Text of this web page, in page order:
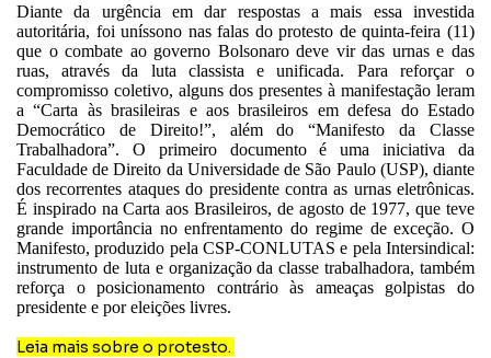
Diante da urgência em dar respostas a mais essa investida
autoritária, foi uníssono nas falas do protesto de quinta-feira (11)
que o combate ao governo Bolsonaro deve vir das urnas e das
ruas, através da luta classista e unificada. Para reforçar o
compromisso coletivo, alguns dos presentes à manifestação leram
a “Carta às brasileiras e aos brasileiros em defesa do Estado
Democrático de Direito!”, além do “Manifesto da Classe
Trabalhadora”. O primeiro documento é uma iniciativa da
Faculdade de Direito da Universidade de São Paulo (USP), diante
dos recorrentes ataques do presidente contra as urnas eletrônicas.
É inspirado na Carta aos Brasileiros, de agosto de 1977, que teve
grande importância no enfrentamento do regime de exceção. O
Manifesto, produzido pela CSP-CONLUTAS e pela Intersindical:
instrumento de luta e organização da classe trabalhadora, também
reforça o posicionamento contrário às ameaças golpistas do
presidente e por eleições livres.
Leia mais sobre o protesto.